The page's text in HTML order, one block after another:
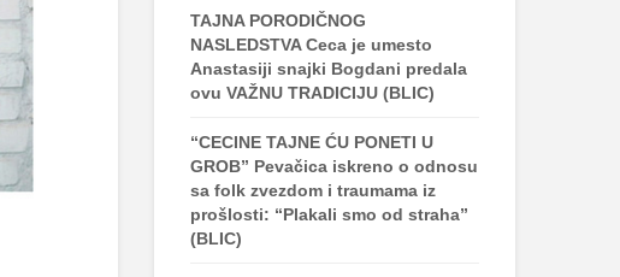
TAJNA PORODIČNOG
NASLEDSTVA Ceca je umesto
Anastasiji snajki Bogdani predala
ovu VAŽNU TRADICIJU (BLIC)
“CECINE TAJNE ĆU PONETI U
GROB” Pevačica iskreno o odnosu
sa folk zvezdom i traumama iz
prošlosti: “Plakali smo od straha”
(BLIC)